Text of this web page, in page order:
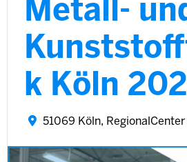
Metall-
k Köln
51069 Köln,